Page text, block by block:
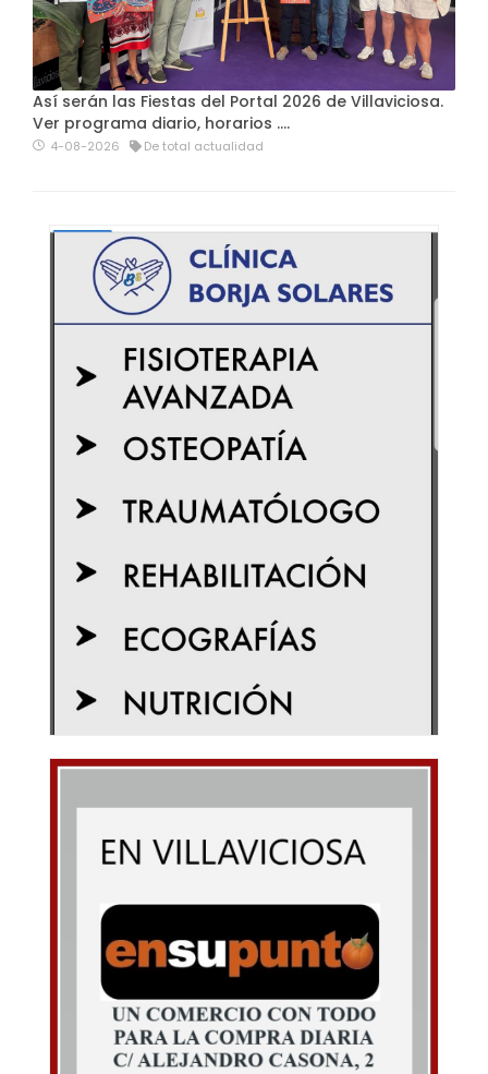
Así serán las Fiestas del Portal 2026 de Villaviciosa.
Ver programa diario, horarios ….
4-08-2026 De total actualidad